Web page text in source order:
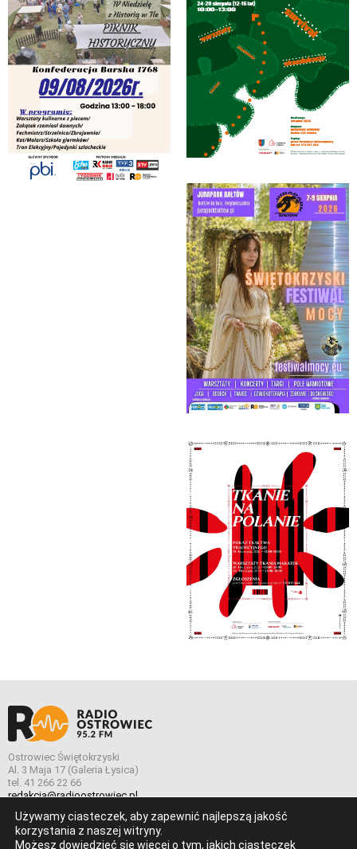
Ostrowiec Świętokrzyski
Al. 3 Maja 17 (Galeria Łysica)
tel. 41 266 22 66
redakcja@radioostrowiec.pl
Używamy ciasteczek, aby zapewnić najlepszą jakość
korzystania z naszej witryny.
Możesz dowiedzieć się więcej o tym, jakich ciasteczek